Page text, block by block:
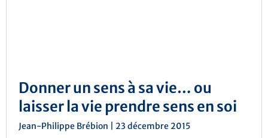
Donner un sens à sa vie… ou
laisser la vie prendre sens en soi
Jean-Philippe Brébion 23 décembre 2015